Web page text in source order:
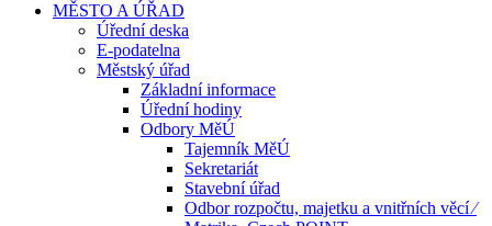
MĚSTO A ÚŘAD
Úřední deska
E-podatelna
Městský úřad
Základní informace
Úřední hodiny
Odbory MěÚ
Tajemník MěÚ
Sekretariát
Stavební úřad
Odbor rozpočtu, majetku a vnitřních věcí ⁄